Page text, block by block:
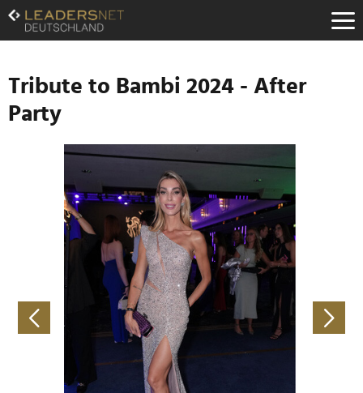
Zum
Inhalt
Zur
Navigation
Zur
Hauptnavigation
Tribute to Bambi 2024 - After
Party